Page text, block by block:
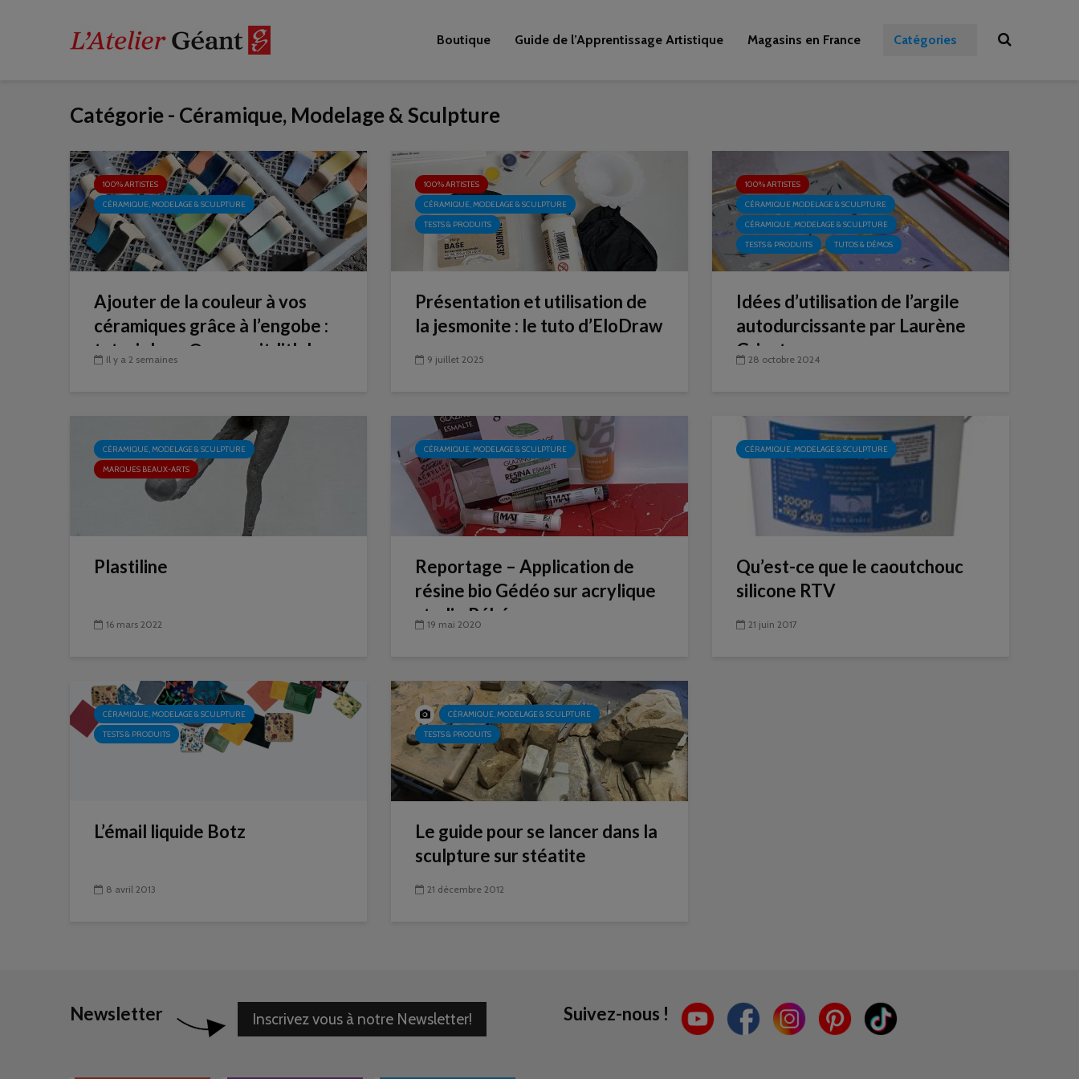
Boutique Guide de l’Apprentissage Artistique Magasins en France Catégories
Catégorie - Céramique, Modelage & Sculpture
100% ARTISTES
CÉRAMIQUE, MODELAGE & SCULPTURE
Ajouter de la couleur à vos
céramiques grâce à l’engobe :
tutoriel par @onauraitditlalune
Il y a 2 semaines
100% ARTISTES
CÉRAMIQUE, MODELAGE & SCULPTURE
TESTS & PRODUITS
Présentation et utilisation de
la jesmonite : le tuto d’EloDraw
9 juillet 2025
100% ARTISTES
CÉRAMIQUE MODELAGE & SCULPTURE
CÉRAMIQUE, MODELAGE & SCULPTURE
TESTS & PRODUITS
TUTOS & DÉMOS
Idées d’utilisation de l’argile
autodurcissante par Laurène
Grisot
28 octobre 2024
CÉRAMIQUE, MODELAGE & SCULPTURE
MARQUES BEAUX-ARTS
Plastiline
16 mars 2022
CÉRAMIQUE, MODELAGE & SCULPTURE
Reportage – Application de
résine bio Gédéo sur acrylique
studio Pébéo
19 mai 2020
CÉRAMIQUE, MODELAGE & SCULPTURE
Qu’est-ce que le caoutchouc
silicone RTV
21 juin 2017
CÉRAMIQUE, MODELAGE & SCULPTURE
TESTS & PRODUITS
L’émail liquide Botz
8 avril 2013
CÉRAMIQUE, MODELAGE & SCULPTURE
TESTS & PRODUITS
Le guide pour se lancer dans la
sculpture sur stéatite
21 décembre 2012
Newsletter Inscrivez vous à notre Newsletter! Suivez-nous !